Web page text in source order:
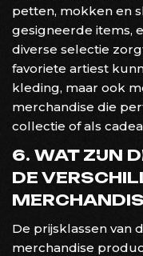
petten, mokken en
gesigneerde items,
diverse selectie
favoriete artiest
kleding, maar ook
merchandise die
collectie of als
6. WAT ZIJN
DE
De prijsklassen van
merchandise